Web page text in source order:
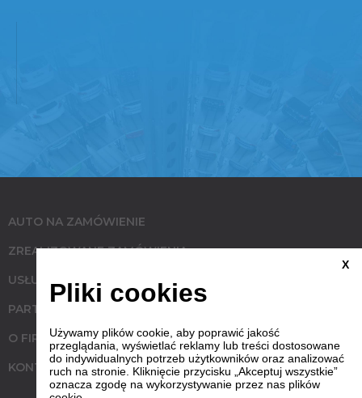
AUTO NA ZAMÓWIENIE
ZREALIZOWANE ZAMÓWIENIA
USŁUGI
PARTNERZY
O FIRMIE
KONTAKT
X
Pliki cookies
Używamy plików cookie, aby poprawić jakość
przeglądania, wyświetlać reklamy lub treści dostosowane
do indywidualnych potrzeb użytkowników oraz analizować
ruch na stronie. Kliknięcie przycisku „Akceptuj wszystkie”
oznacza zgodę na wykorzystywanie przez nas plików